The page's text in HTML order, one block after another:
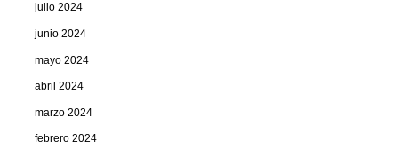
julio 2024
junio 2024
mayo 2024
abril 2024
marzo 2024
febrero 2024